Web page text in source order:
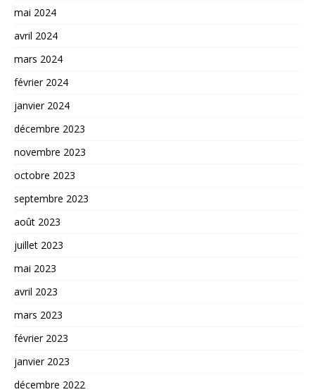
mai 2024
avril 2024
mars 2024
février 2024
janvier 2024
décembre 2023
novembre 2023
octobre 2023
septembre 2023
août 2023
juillet 2023
mai 2023
avril 2023
mars 2023
février 2023
janvier 2023
décembre 2022